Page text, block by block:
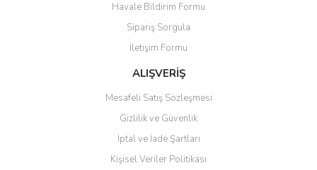
Ürün açıklamasında eksik bilgiler bulunuyor.
Ürün bilgilerinde hatalar bulunuyor.
Ürün fiyatı diğer sitelerden daha pahalı.
Bu ürüne benzer farklı alternatifler olmalı.
Gönder
Havale Bildirim Formu
Sipariş Sorgula
İletişim Formu
ALIŞVERİŞ
Mesafeli Satış Sözleşmesi
Gizlilik ve Güvenlik
İptal ve İade Şartları
Kişisel Veriler Politikası